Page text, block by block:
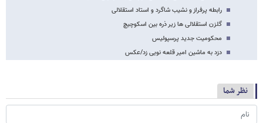
رابطه پرفراز و نشیب شاگرد و استاد استقلالی
گلزن استقلالی ها زیر ذره بین اسکوچیچ
محکومیت جدید پرسپولیس
دزد به ماشین امیر قلعه نویی زد/عکس
نظر شما